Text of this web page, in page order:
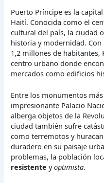
Puerto Príncipe es la
Haití. Conocida como el
cultural del país, la ciudad
historia y modernidad.
1,2 millones de habitantes,
centro urbano donde
mercados como edificios
Entre los monumentos
impresionante Palacio
alberga objetos de la
ciudad también sufre
como terremotos y
duradero en su paisaje
problemas, la población
resistente yoptimista.